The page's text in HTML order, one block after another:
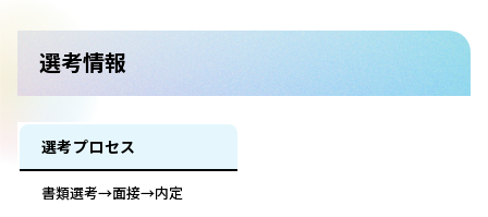
選考情報
選考プロセス
書類選考→面接→内定